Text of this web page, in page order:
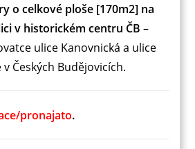
o celkové ploše [170m2] na
v historickém centru ČB –
ulice Kanovnická a ulice
Českých Budějovicích.
pronajato.